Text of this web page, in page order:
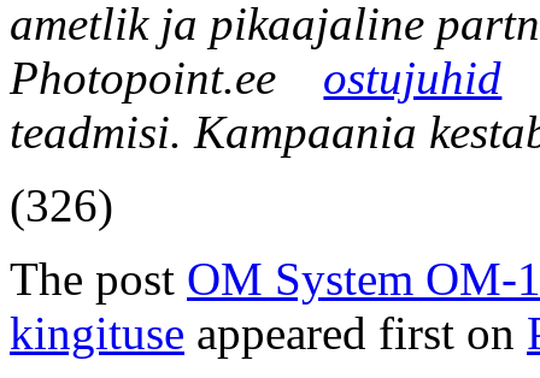
ametlik ja pikaajaline
Photopoint.ee ostujuhid
teadmisi. Kampaania
(326)
The post OM System OM-
kingituse appeared first on